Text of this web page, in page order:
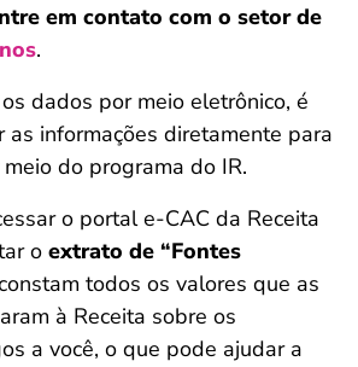
em contato com o setor de
.
dados por meio eletrônico, é
as informações diretamente para
do programa do IR.
o portal e-CAC da Receita
o extrato de “Fontes
todos os valores que as
à Receita sobre os
a você, o que pode ajudar a